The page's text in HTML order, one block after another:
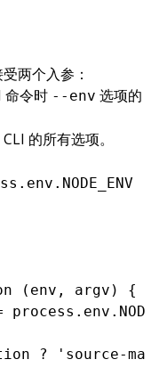
两个入参：
命令时 --env 选项的
的所有选项。
(env ,
argv) {
process . env .
? 'source-map'